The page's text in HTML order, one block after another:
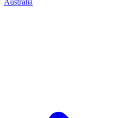
Australia